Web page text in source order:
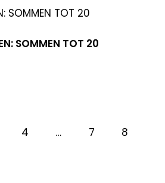
SOMMEN TOT 20
4 … 7
8